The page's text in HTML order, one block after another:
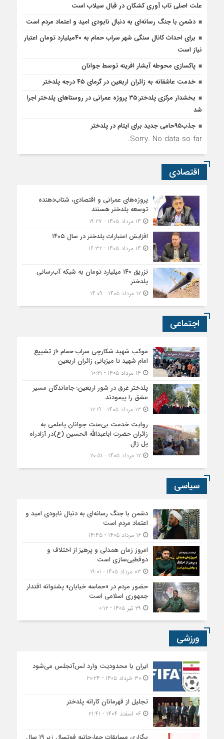
علت اصلی تاب آوری کشکان در قبال سیلاب است
دشمن با جنگ رسانه‌ای به دنبال نابودی امید و اعتماد مردم است
برای احداث کانال سنگی شهر سراب حمام به ۴۰میلیارد تومان اعتبار
نیاز است
پاکسازی محوطه آبشار افرینه توسط جوانان
خدمت عاشقانه به زائران اربعین در گرمای ۴۵ درجه پلدختر
بخشدار مرکزی پلدختر:۳۵ پروژه عمرانی در روستاهای پلدختر اجرا
شد
جذب۹۵حامی جدید برای ایتام در پلدختر
Sorry. No data so far.
اقتصادی
پروژه‌های عمرانی و اقتصادی، شتاب‌دهنده
توسعه پلدختر هستند
افزایش اعتبارات پلدختر در سال ۱۴۰۵
تزریق ۱۴۰ میلیارد تومان به شبکه آب‌رسانی
پلدختر
۱۲ مرداد ۱۴۰۵ - ۱۴:۰۹
اجتماعی
موکب شهید شکارچی سراب حمام ؛از تشییع
امام شهید تا میزبانی زائران اربعین
پلدختر غرق در شور اربعین؛ جاماندگان مسیر
عشق را پیمودند
روایت خدمت بی‌منت جوانان پاعلمی به
زائران حضرت اباعبدالله الحسین (ع)در آزادراه
پل زال
۱۲ مرداد ۱۴۰۵ - ۲۰:۵۱
سیاسی
دشمن با جنگ رسانه‌ای به دنبال نابودی امید و
اعتماد مردم است
۱۶ مرداد ۱۴۰۵ - ۱۴:۴۵
امروز زمان همدلی و پرهیز از اختلاف و
دوقطبی‌سازی است
حضور مردم در «حماسه خیابان» پشتوانه اقتدار
جمهوری اسلامی است
ورزشی
ایران با محدودیت وارد لس‌آنجلس می‌شود
۳۰ خرداد ۱۴۰۵ - ۲۰:۲۴
تجلیل از قهرمانان کاراته پلدختر
۰۶ اسفند ۱۴۰۴ - ۲۱:۴۱